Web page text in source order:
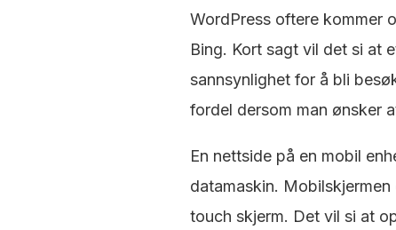
WordPress oftere kommer
Bing. Kort sagt vil det si at
sannsynlighet for å bli
fordel dersom man ønsker
En nettside på en mobil
datamaskin.
touch skjerm. Det vil si at